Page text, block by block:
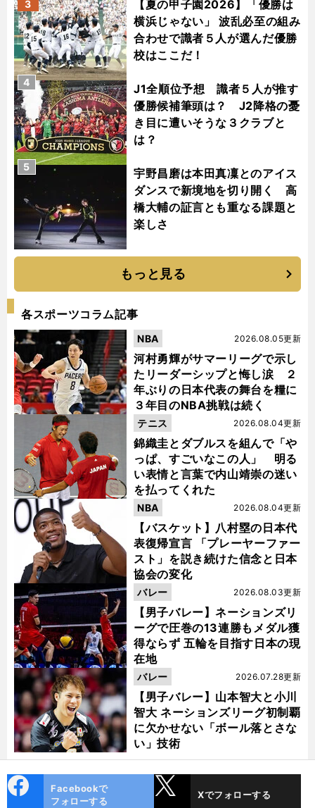
【夏の甲子園2026】「優勝は
横浜じゃない」 波乱必至の組み
合わせで識者５人が選んだ優勝
校はここだ！
3
J1全順位予想 識者５人が推す
優勝候補筆頭は？ J2降格の憂
き目に遭いそうな３クラブと
は？
4
宇野昌磨は本田真凜とのアイス
ダンスで新境地を切り開く 高
橋大輔の証言とも重なる課題と
楽しさ
5
もっと見る
各スポーツコラム記事
河村勇輝がサマーリーグで示し
たリーダーシップと悔し涙 ２
年ぶりの日本代表の舞台を糧に
３年目のNBA挑戦は続く
2026.08.05更新
NBA
錦織圭とダブルスを組んで「や
っぱ、すごいなこの人」 明る
い表情と言葉で内山靖崇の迷い
を払ってくれた
2026.08.04更新
テニス
【バスケット】八村塁の日本代
表復帰宣言 「プレーヤーファー
スト」を説き続けた信念と日本
協会の変化
2026.08.04更新
NBA
【男子バレー】ネーションズリ
ーグで圧巻の13連勝もメダル獲
得ならず 五輪を目指す日本の現
在地
2026.08.03更新
バレー
【男子バレー】山本智大と小川
智大 ネーションズリーグ初制覇
に欠かせない「ボール落とさな
い」技術
2026.07.28更新
バレー
ok
Facebookで
フォローする
Xでフォローする